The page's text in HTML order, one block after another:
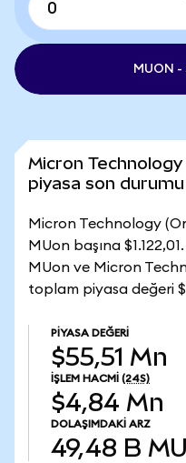
MUON -
Micron
piyasa son durumu
Micron Technology
MUon başına
MUon ve Micron
toplam piyasa değeri
PIYASA DEĞERI
$55,51 Mn
İŞLEM HACMI (24S)
$4,84 Mn
DOLAŞIMDAKI ARZ
49,48 B